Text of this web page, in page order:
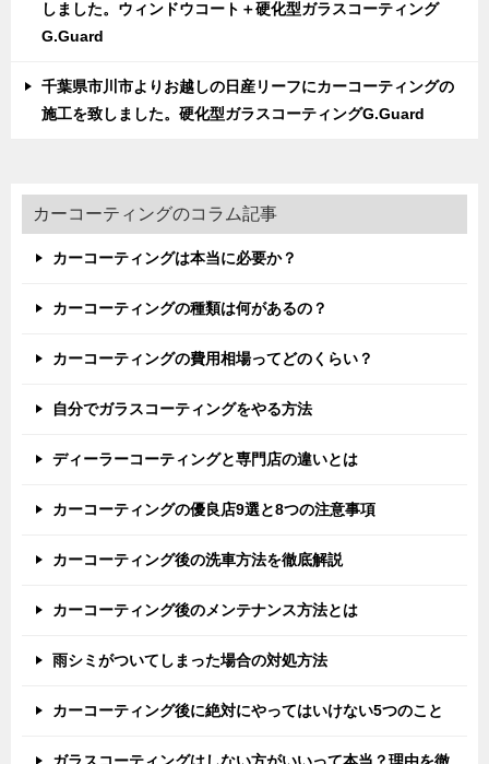
しました。ウィンドウコート＋硬化型ガラスコーティング
G.Guard
千葉県市川市よりお越しの日産リーフにカーコーティングの
施工を致しました。硬化型ガラスコーティングG.Guard
カーコーティングのコラム記事
カーコーティングは本当に必要か？
カーコーティングの種類は何があるの？
カーコーティングの費用相場ってどのくらい？
自分でガラスコーティングをやる方法
ディーラーコーティングと専門店の違いとは
カーコーティングの優良店9選と8つの注意事項
カーコーティング後の洗車方法を徹底解説
カーコーティング後のメンテナンス方法とは
雨シミがついてしまった場合の対処方法
カーコーティング後に絶対にやってはいけない5つのこと